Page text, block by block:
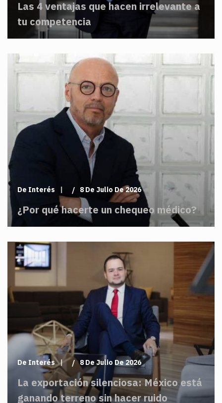
Las 4 ventajas que hacen irrelevante a
tu competencia
De Interés 8 De Julio De 2026
¿Por qué hacerte un chequeo médico?
De Interés 8 De Julio De 2026
La exportación silenciosa: México está
ganando terreno sin hacer ruido